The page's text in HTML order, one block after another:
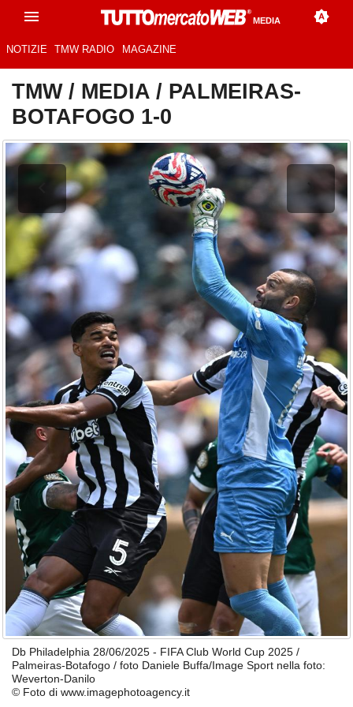
MEDIA
NOTIZIE TMW RADIO MAGAZINE
TMW/ MEDIA / PALMEIRAS-
BOTAFOGO 1-0
Db Philadelphia 28/06/2025 - FIFA Club World Cup 2025 /
Palmeiras-Botafogo / foto Daniele Buffa/Image Sport nella foto:
Weverton-Danilo
© Foto di www.imagephotoagency.it